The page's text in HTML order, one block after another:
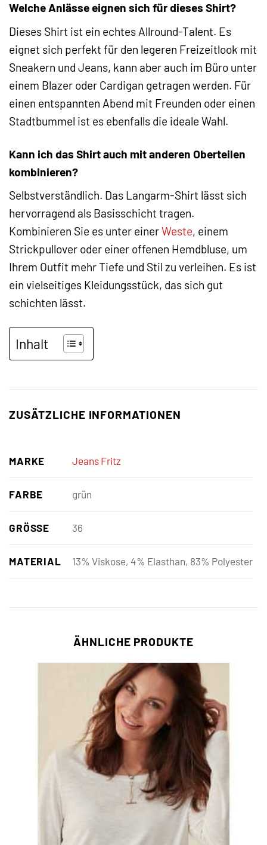
Welche Anlässe eignen sich für dieses Shirt?
Dieses Shirt ist ein echtes Allround-Talent. Es
eignet sich perfekt für den legeren Freizeitlook mit
Sneakern und Jeans, kann aber auch im Büro unter
einem Blazer oder Cardigan getragen werden. Für
einen entspannten Abend mit Freunden oder einen
Stadtbummel ist es ebenfalls die ideale Wahl.
Kann ich das Shirt auch mit anderen Oberteilen
kombinieren?
Selbstverständlich. Das Langarm-Shirt lässt sich
hervorragend als Basisschicht tragen.
Kombinieren Sie es unter einerWeste, einem
Strickpullover oder einer offenen Hemdbluse, um
Ihrem Outfit mehr Tiefe und Stil zu verleihen. Es ist
ein vielseitiges Kleidungsstück, das sich gut
schichten lässt.
Inhalt
ZUSÄTZLICHE INFORMATIONEN
MARKE Jeans Fritz
FARBE grün
GRÖSSE 36
MATERIAL 13% Viskose, 4% Elasthan, 83% Polyester
ÄHNLICHE PRODUKTE